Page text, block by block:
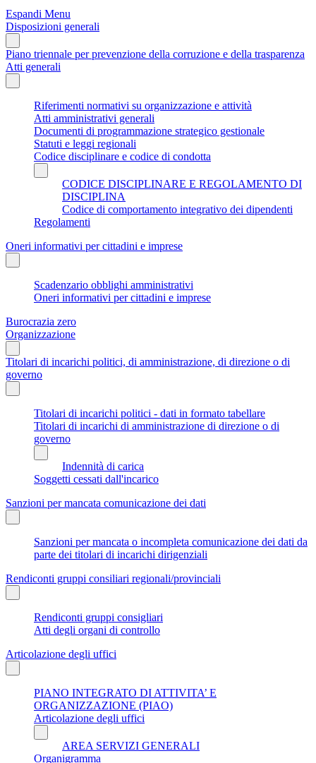
Espandi Menu
Disposizioni generali
Piano triennale per prevenzione della corruzione e della trasparenza
Atti generali
Riferimenti normativi su organizzazione e attività
Atti amministrativi generali
Documenti di programmazione strategico gestionale
Statuti e leggi regionali
Codice disciplinare e codice di condotta
CODICE DISCIPLINARE E REGOLAMENTO DI
DISCIPLINA
Codice di comportamento integrativo dei dipendenti
Regolamenti
Oneri informativi per cittadini e imprese
Scadenzario obblighi amministrativi
Oneri informativi per cittadini e imprese
Burocrazia zero
Organizzazione
Titolari di incarichi politici, di amministrazione, di direzione o di
governo
Titolari di incarichi politici - dati in formato tabellare
Titolari di incarichi di amministrazione di direzione o di
governo
Indennità di carica
Soggetti cessati dall'incarico
Sanzioni per mancata comunicazione dei dati
Sanzioni per mancata o incompleta comunicazione dei dati da
parte dei titolari di incarichi dirigenziali
Rendiconti gruppi consiliari regionali/provinciali
Rendiconti gruppi consigliari
Atti degli organi di controllo
Articolazione degli uffici
PIANO INTEGRATO DI ATTIVITA’ E
ORGANIZZAZIONE (PIAO)
Articolazione degli uffici
AREA SERVIZI GENERALI
Organigramma